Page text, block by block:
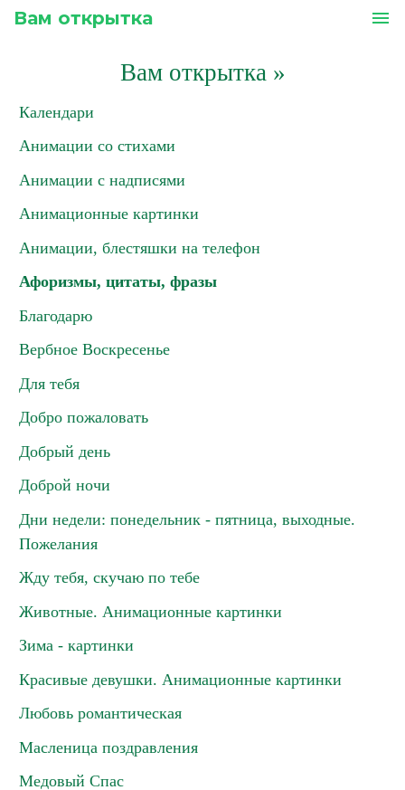
Вам открытка menu
Вам открытка»
Календари
Анимации со стихами
Анимации с надписями
Анимационные картинки
Анимации, блестяшки на телефон
Афоризмы, цитаты, фразы
Благодарю
Вербное Воскресенье
Для тебя
Добро пожаловать
Добрый день
Доброй ночи
Дни недели: понедельник - пятница, выходные.
Пожелания
Жду тебя, скучаю по тебе
Животные. Анимационные картинки
Зима - картинки
Красивые девушки. Анимационные картинки
Любовь романтическая
Масленица поздравления
Медовый Спас